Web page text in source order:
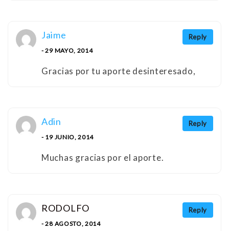
Reply
Jaime
- 29 MAYO, 2014
Gracias por tu aporte desinteresado,
Reply
Adin
- 19 JUNIO, 2014
Muchas gracias por el aporte.
Reply
RODOLFO
- 28 AGOSTO, 2014